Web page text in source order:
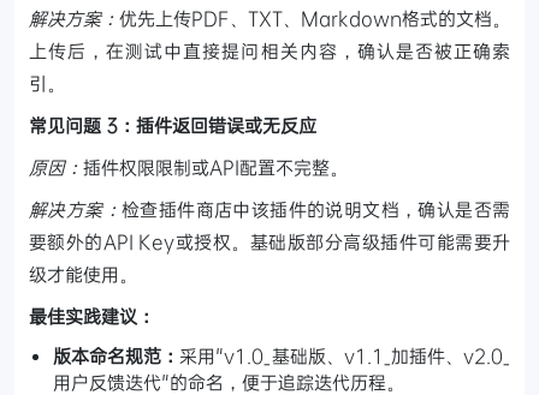
解决方案：优先上传PDF、TXT、Markdown格式的文档。
上传后，在测试中直接提问相关内容，确认是否被正确索
引。
常见问题 3：插件返回错误或无反应
原因： 插件权限限制或API配置不完整。
解决方案： 检查插件商店中该插件的说明文档，确认是否需
要额外的API Key或授权。基础版部分高级插件可能需要升
级才能使用。
最佳实践建议：
版本命名规范： 采用"v1.0_基础版、v1.1_加插件、v2.0_
用户反馈迭代"的命名，便于追踪迭代历程。